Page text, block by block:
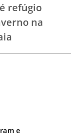
refúgio
na
e